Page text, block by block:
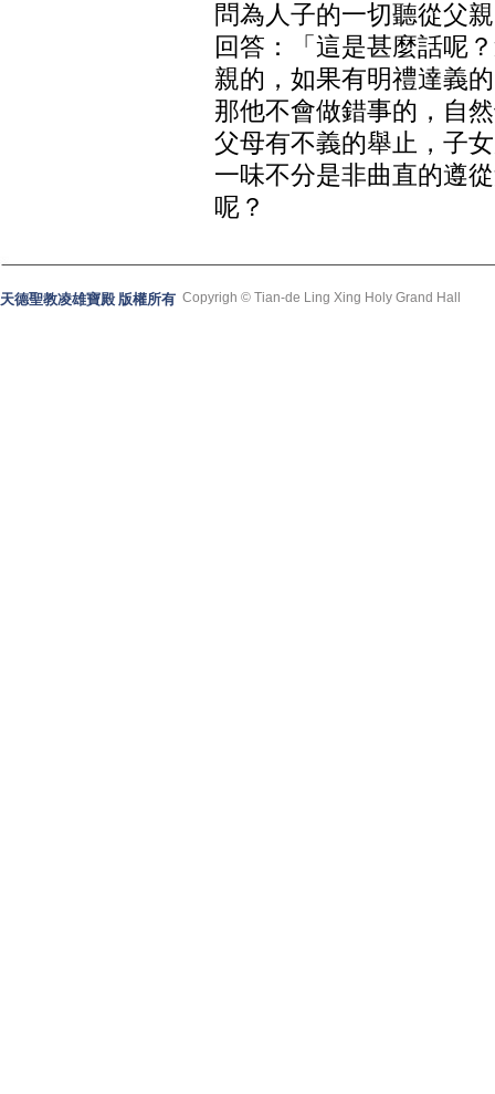
問為人子的一切聽從父
回答：「這是甚麼話呢
親的，如果有明禮達義
那他不會做錯事的，自
父母有不義的舉止，子
一味不分是非曲直的遵
呢？
天德聖教凌雄寶殿 版權所有 Copyrigh © Tian-de Ling Xing Holy Grand Hall